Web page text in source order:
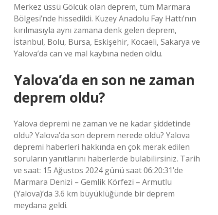
Merkez üssü Gölcük olan deprem, tüm Marmara
Bölgesi’nde hissedildi. Kuzey Anadolu Fay Hattı’nın
kırılmasıyla aynı zamana denk gelen deprem,
İstanbul, Bolu, Bursa, Eskişehir, Kocaeli, Sakarya ve
Yalova’da can ve mal kaybına neden oldu.
Yalova’da en son ne zaman
deprem oldu?
Yalova depremi ne zaman ve ne kadar şiddetinde
oldu? Yalova’da son deprem nerede oldu? Yalova
depremi haberleri hakkında en çok merak edilen
soruların yanıtlarını haberlerde bulabilirsiniz. Tarih
ve saat: 15 Ağustos 2024 günü saat 06:20:31’de
Marmara Denizi – Gemlik Körfezi – Armutlu
(Yalova)’da 3.6 km büyüklüğünde bir deprem
meydana geldi.